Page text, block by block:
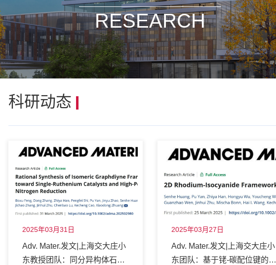
RESEARCH
科研动态
2025年03月31日
Adv. Mater.发文|上海交大庄小
东教授团队：同分异构体石墨
2025年03月27日
Adv. Mater.发文|上海交大庄小
东团队：基于铑-碳配位键的晶